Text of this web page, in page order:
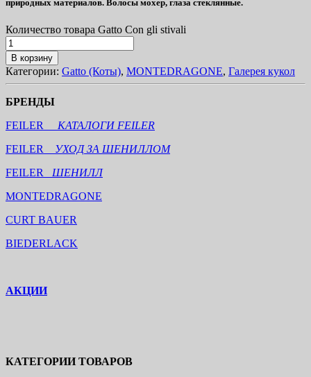
природных материалов. Волосы мохер, глаза стеклянные.
Количество товара Gatto Con gli stivali
В корзину
Категории: Gatto (Коты), MONTEDRAGONE, Галерея кукол
БРЕНДЫ
FEILER КАТАЛОГИ FEILER
FEILER
УХОД ЗА ШЕНИЛЛОМ
FEILER ШЕНИЛЛ
MONTEDRAGONE
CURT BAUER
BIEDERLACK
АКЦИИ
КАТЕГОРИИ ТОВАРОВ